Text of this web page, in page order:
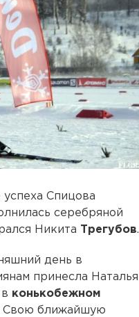
успеха Спицова
серебряной
Никита Трегубов.
день в
принесла Наталья
конькобежном
Свою ближайшую